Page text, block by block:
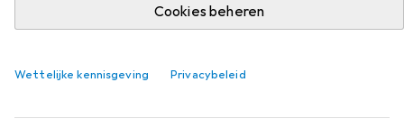
Cookies beheren
Wettelijke kennisgeving Privacybeleid
per stuk voor 3 eenheden EUR
4,49/1Pcs.
EnergizerZilveroxide 357/303
55